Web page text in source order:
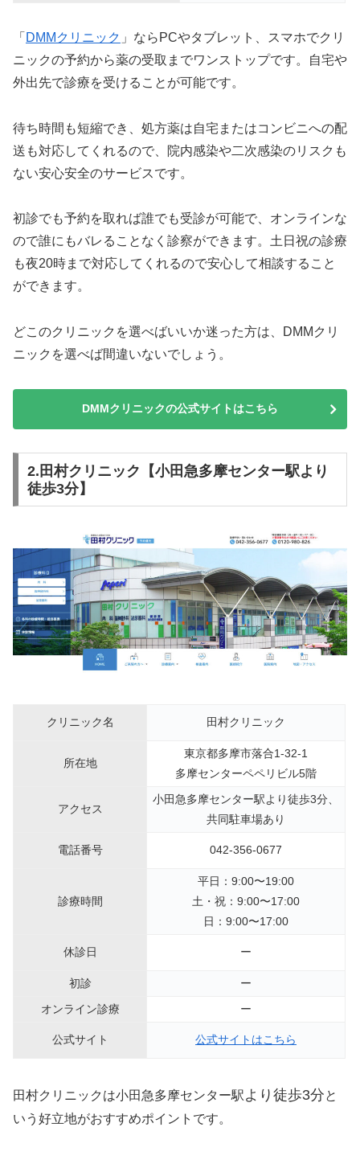
「 DMMクリニック 」ならPCやタブレット、スマホでクリ
ニックの予約から薬の受取までワンストップです。自宅や
外出先で診療を受けることが可能です。
待ち時間も短縮でき、処方薬は自宅またはコンビニへの配
送も対応してくれるので、院内感染や二次感染のリスクも
ない安心安全のサービスです。
初診でも予約を取れば誰でも受診が可能で、オンラインな
ので誰にもバレることなく診察ができます。土日祝の診療
も夜20時まで対応してくれるので安心して相談すること
ができます。
どこのクリニックを選べばいいか迷った方は、DMMクリ
ニックを選べば間違いないでしょう。
DMMクリニックの公式サイトはこちら
2.田村クリニック【小田急多摩センター駅より
徒歩3分】
クリニック名 田村クリニック
所在地
東京都多摩市落合1-32-1
多摩センターペペリビル5階
アクセス
小田急多摩センター駅より徒歩3分、
共同駐車場あり
電話番号 042-356-0677
診療時間
平日：9:00〜19:00
土・祝：9:00〜17:00
日：9:00〜17:00
休診日 ー
初診
ー
オンライン診療
ー
公式サイト 公式サイトはこちら
田村クリニックは小田急多摩センター駅より徒歩3分と
いう好立地がおすすめポイントです。